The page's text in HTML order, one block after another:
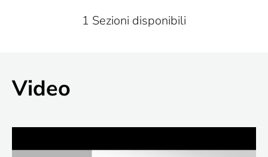
1 Sezioni disponibili
Video